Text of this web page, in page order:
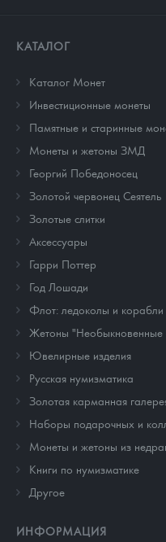
КАТАЛОГ
Каталог Монет
Инвестиционные монеты
Памятные и старинные
Монеты и жетоны ЗМД
Георгий Победоносец
Золотой червонец Сеятель
Золотые слитки
Аксессуары
Гарри Поттер
Год Лошади
Флот: ледоколы и корабли
Жетоны "Необыкновенные
Ювелирные изделия
Русская нумизматика
Золотая карманная
Наборы подарочных и
Монеты и жетоны из
Книги по нумизматике
Другое
ИНФОРМАЦИЯ